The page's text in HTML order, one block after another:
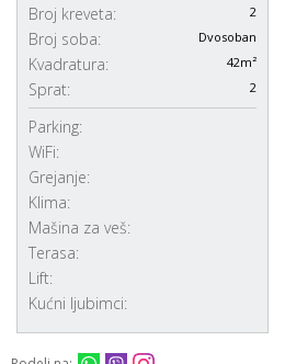
Broj kreveta: 2
Broj soba: Dvosoban
Kvadratura: 42m²
Sprat: 2
Parking:
WiFi:
Grejanje:
Klima:
Mašina za veš:
Terasa:
Lift:
Kućni ljubimci: